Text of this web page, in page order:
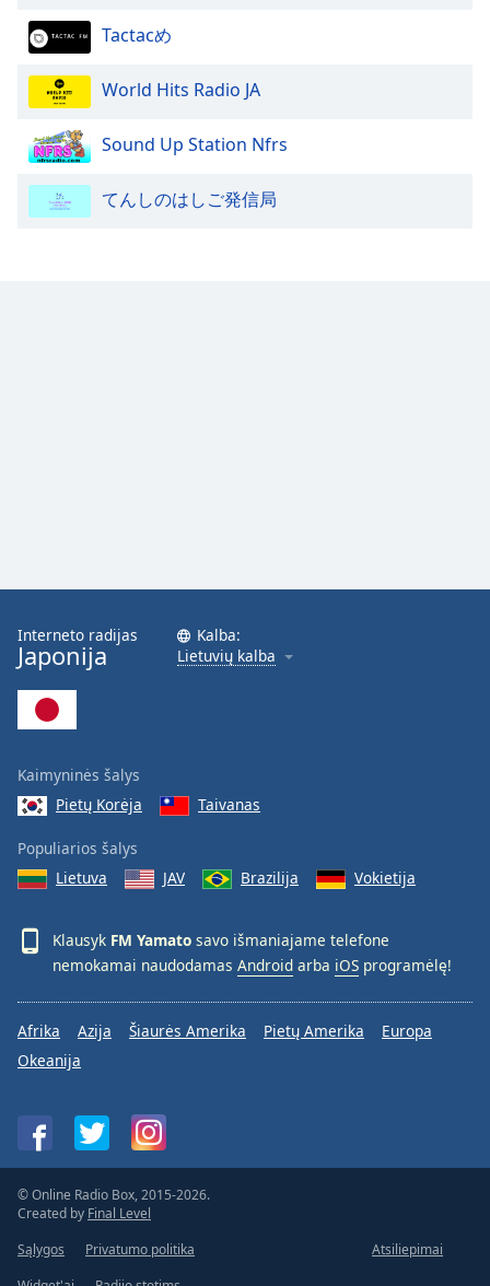
Tactacめ
World Hits Radio JA
Sound Up Station Nfrs
てんしのはしご発信局
Interneto radijas
Japonija
Kalba:
Lietuvių kalba
Kaimyninės šalys
Pietų Korėja
Taivanas
Populiarios šalys
Lietuva
JAV Brazilija Vokietija
Klausyk FM Yamato savo išmaniajame telefone
nemokamai naudodamas Android arba iOS programėlę!
Afrika Azija Šiaurės Amerika Pietų Amerika
Europa
Okeanija
© Online Radio Box, 2015-2026.
Created by Final Level
Sąlygos
Privatumo politika
Atsiliepimai